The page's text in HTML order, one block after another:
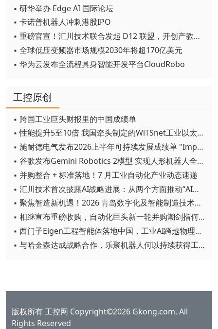
▪ 研华举办 Edge AI 国际论坛
▪ 卡诺普机器人冲刺港股IPO
▪ 重磅官宣！汇川技术联合发起 D12 联盟，开创产教融合新范式
▪ 全球低压变频器市场规模2030年将超170亿美元
▪ 华为云发布全流程具身智能开发平台CloudRobo
工控原创
▪ 跨国工业巨头财报里的中国成绩单
▪ 性能提升5至10倍 我国牵头制定的WiTSnet工业以太网国际标准正式发布
▪ 施耐德电气发布2026上半年可持续发展成绩单 "Impact 2030"路线图开局稳健
▪ 谷歌发布Gemini Robotics 2模型 实现人形机器人全身智能控制突破
▪ 并购整合 + 标准落地！7 月工业自动化产业动态速递
▪ 汇川技术首次披露AI战略进展：从两个方面推动“AI业务化”落地
▪ 聚焦智造新机遇！2026 青岛数字化及智能制造技术论坛圆满落幕
▪ 相继宣布重磅收购，自动化巨头新一轮并购潮剑指何方？
▪ 西门子Eigen工程智能体落地中国，工业AI跨越物理世界“确定性”拐点
▪ 与哈金森达成战略合作，乐聚机器人何以持续获得工业巨头青睐？
版权所有 工控网 Copyright©2026 Gkong.com, All
Rights Reserved